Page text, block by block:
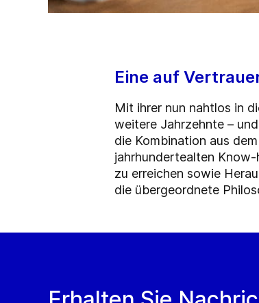
Eine auf
Mit ihrer nun nahtlos in
weitere Jahrzehnte –
die Kombination aus
jahrhundertealten
zu erreichen sowie
die übergeordnete